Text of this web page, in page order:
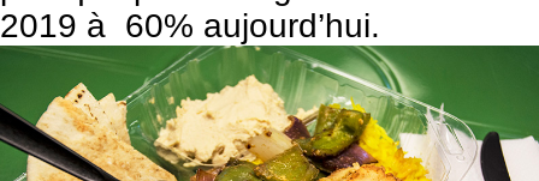
2019 à 60% aujourd’hui.